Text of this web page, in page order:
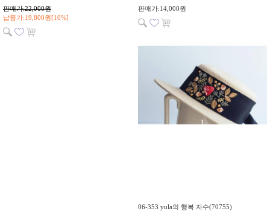
판매가:22,000원
납품가:19,800원[10%]
판매가:14,000원
06-353 yula의 행복 자수(70755)